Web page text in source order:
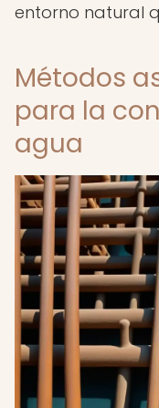
entorno natural
Métodos
para la
agua